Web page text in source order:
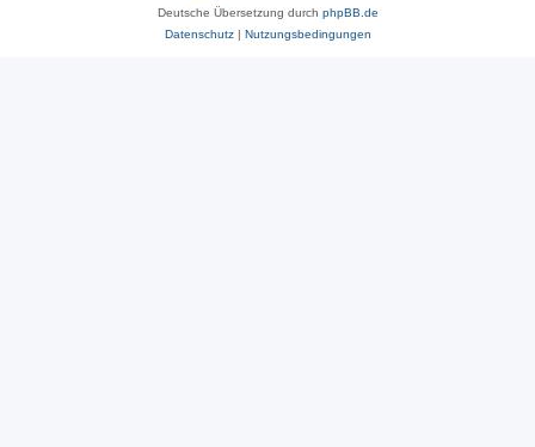
Deutsche Übersetzung durch phpBB.de
Datenschutz| Nutzungsbedingungen